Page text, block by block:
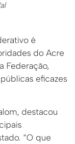
é
do Acre
Federação,
eficazes
destacou
“O que